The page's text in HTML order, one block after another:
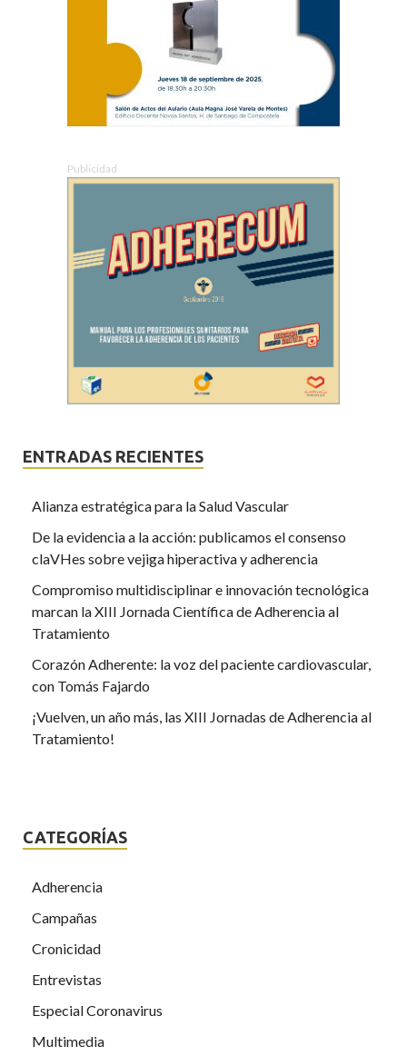
Publicidad
ENTRADAS RECIENTES
Alianza estratégica para la Salud Vascular
De la evidencia a la acción: publicamos el consenso
claVHes sobre vejiga hiperactiva y adherencia
Compromiso multidisciplinar e innovación tecnológica
marcan la XIII Jornada Científica de Adherencia al
Tratamiento
Corazón Adherente: la voz del paciente cardiovascular,
con Tomás Fajardo
¡Vuelven, un año más, las XIII Jornadas de Adherencia al
Tratamiento!
CATEGORÍAS
Adherencia
Campañas
Cronicidad
Entrevistas
Especial Coronavirus
Multimedia